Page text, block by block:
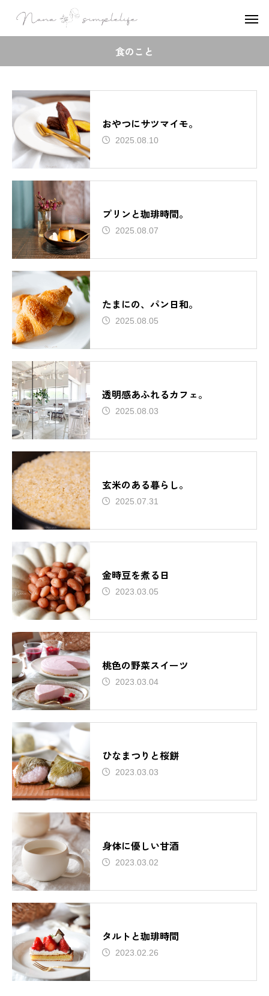
食のこと
おやつにサツマイモ。
2025.08.10
プリンと珈琲時間。
2025.08.07
たまにの、パン日和。
2025.08.05
透明感あふれるカフェ。
2025.08.03
玄米のある暮らし。
2025.07.31
金時豆を煮る日
2023.03.05
桃色の野菜スイーツ
2023.03.04
ひなまつりと桜餅
2023.03.03
身体に優しい甘酒
2023.03.02
タルトと珈琲時間
2023.02.26